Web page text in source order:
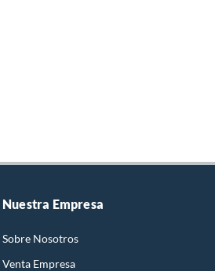
Nuestra Empresa
Sobre Nosotros
Venta Empresa